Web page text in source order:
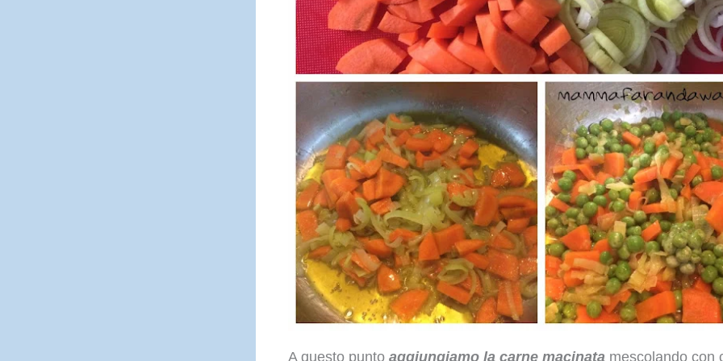
A questo punto aggiungiamo la carne macinata mescolando con